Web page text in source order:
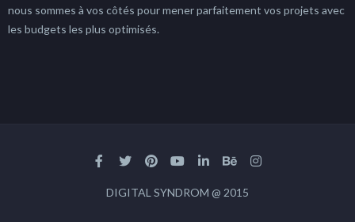
nous sommes à vos côtés pour mener parfaitement vos projets avec
les budgets les plus optimisés.
DIGITAL SYNDROM @ 2015